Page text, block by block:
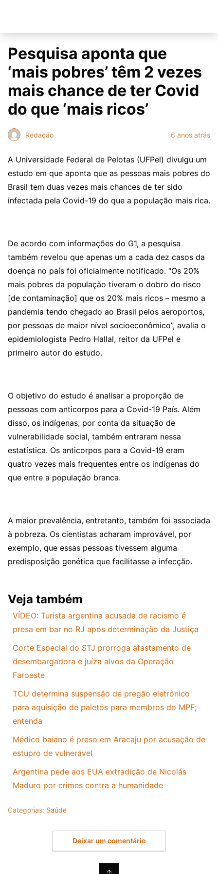
Pesquisa aponta que
‘mais pobres’ têm 2 vezes
mais chance de ter Covid
do que ‘mais ricos’
Redação 6 anos atrás
A Universidade Federal de Pelotas (UFPel) divulgu um
estudo em que aponta que as pessoas mais pobres do
Brasil tem duas vezes mais chances de ter sido
infectada pela Covid-19 do que a população mais rica.
De acordo com informações do G1, a pesquisa
também revelou que apenas um a cada dez casos da
doença no país foi oficialmente notificado. “Os 20%
mais pobres da população tiveram o dobro do risco
[de contaminação] que os 20% mais ricos – mesmo a
pandemia tendo chegado ao Brasil pelos aeroportos,
por pessoas de maior nível socioeconômico”, avalia o
epidemiologista Pedro Hallal, reitor da UFPel e
primeiro autor do estudo.
O objetivo do estudo é analisar a proporção de
pessoas com anticorpos para a Covid-19 País. Além
disso, os indígenas, por conta da situação de
vulnerabilidade social, também entraram nessa
estatística. Os anticorpos para a Covid-19 eram
quatro vezes mais frequentes entre os indígenas do
que entre a população branca.
A maior prevalência, entretanto, também foi associada
à pobreza. Os cientistas acharam improvável, por
exemplo, que essas pessoas tivessem alguma
predisposição genética que facilitasse a infecção.
Veja também
VÍDEO: Turista argentina acusada de racismo é
presa em bar no RJ após determinação da Justiça
Corte Especial do STJ prorroga afastamento de
desembargadora e juíza alvos da Operação
Faroeste
TCU determina suspensão de pregão eletrônico
para aquisição de paletós para membros do MPF;
entenda
Médico baiano é preso em Aracaju por acusação de
estupro de vulnerável
Argentina pede aos EUA extradição de Nicolás
Maduro por crimes contra a humanidade
Categorias: Saúde
Deixar um comentário